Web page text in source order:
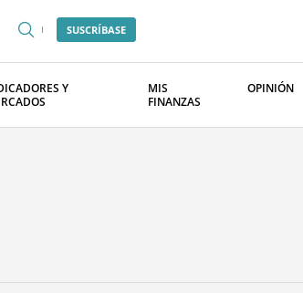
SUSCRÍBASE
Y
MIS
FINANZAS
OPINIÓN